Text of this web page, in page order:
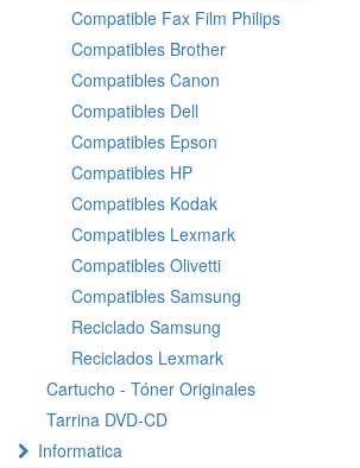
Compatible Fax Film Philips
Compatibles Brother
Compatibles Canon
Compatibles Dell
Compatibles Epson
Compatibles HP
Compatibles Kodak
Compatibles Lexmark
Compatibles Olivetti
Compatibles Samsung
Reciclado Samsung
Reciclados Lexmark
Cartucho - Tóner Originales
Tarrina DVD-CD
Informatica